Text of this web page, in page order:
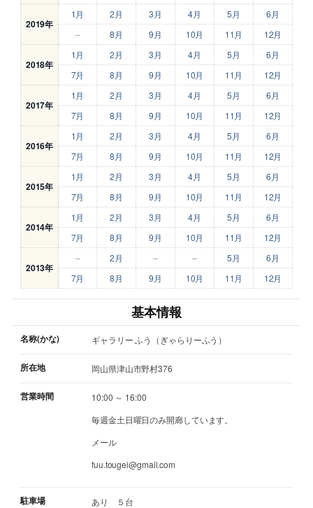
2019年
1月 2月 3月 4月 5月
6月
–
8月 9月 10月 11月 12月
2018年
1月 2月 3月 4月 5月
6月
7月
8月 9月 10月 11月 12月
2017年
1月 2月 3月 4月 5月
6月
7月
8月 9月 10月 11月 12月
2016年
1月 2月 3月 4月 5月
6月
7月
8月 9月 10月 11月 12月
2015年
1月 2月 3月 4月 5月
6月
7月
8月 9月 10月 11月 12月
2014年
1月 2月 3月 4月 5月
6月
7月
8月 9月 10月 11月 12月
2013年
– 2月 – – 5月
6月
7月
8月 9月 10月 11月 12月
基本情報
名称(かな) ギャラリー ふう（ぎゃらりーふう）
所在地 岡山県津山市野村376
営業時間
10:00 ～ 16:00
毎週金土日曜日のみ開廊しています。
メール
fuu.tougei@gmail.com
駐車場 あり ５台